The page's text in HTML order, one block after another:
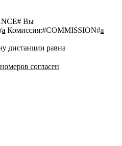
Вы
a Комиссия:#COMMISSION#a
дистанции равна
согласен